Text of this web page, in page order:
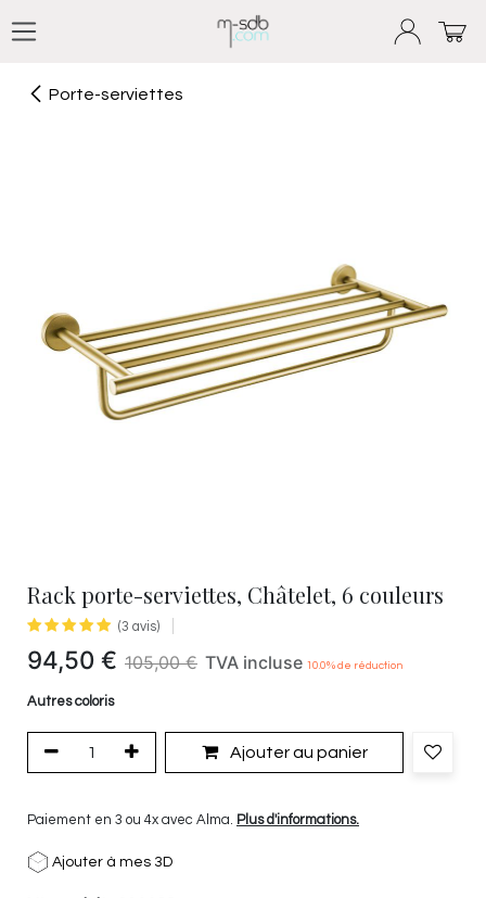
Porte-serviettes
Rack porte-serviettes, Châtelet, 6 couleurs
(3 avis)
94,50 € 105,00€ TVA incluse 10.0% de réduction
Autres coloris
Ajouter au panier
Paiement en 3 ou 4x avec Alma. Plus d'informations.
Ajouter à mes 3D